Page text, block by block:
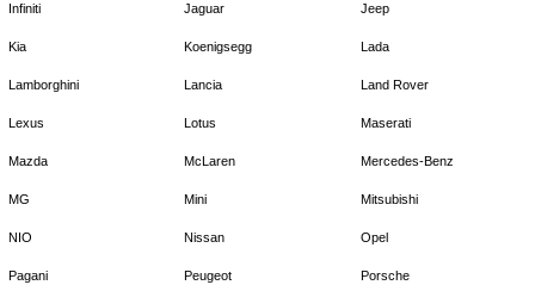
Infiniti Jaguar Jeep
Kia Koenigsegg Lada
Lamborghini Lancia Land Rover
Lexus Lotus Maserati
Mazda McLaren Mercedes-Benz
MG Mini Mitsubishi
NIO Nissan Opel
Pagani Peugeot Porsche